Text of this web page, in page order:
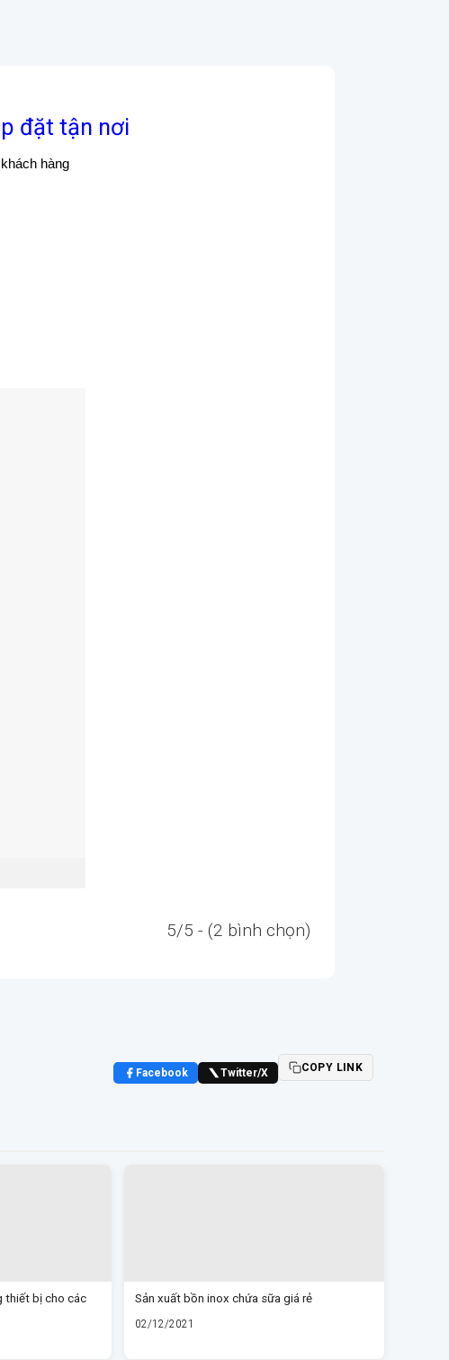
đặt tận nơi
hàng
5/5 - (2 bình chọn)
Facebook Twitter/X COPY LINK
thiết bị cho các
Sản xuất bồn inox chứa sữa giá rẻ
02/12/2021